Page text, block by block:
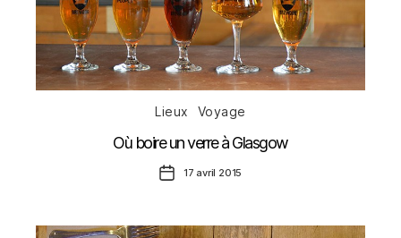
Catégories
Lieux Voyage
Où boire un verre à Glasgow
Date17 avril 2015